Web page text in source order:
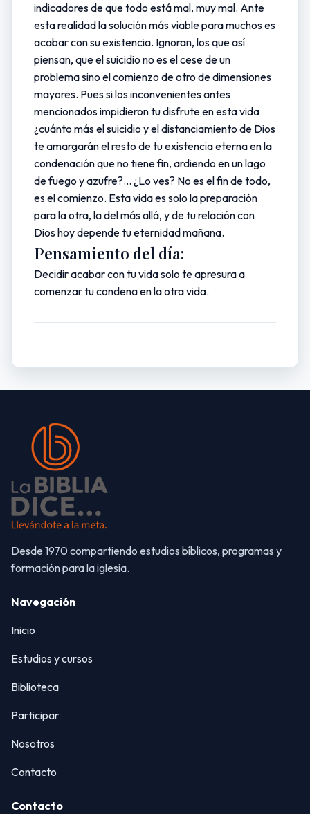
indicadores de que todo está mal, muy mal. Ante
esta realidad la solución más viable para muchos es
acabar con su existencia. Ignoran, los que así
piensan, que el suicidio no es el cese de un
problema sino el comienzo de otro de dimensiones
mayores. Pues si los inconvenientes antes
mencionados impidieron tu disfrute en esta vida
¿cuánto más el suicidio y el distanciamiento de Dios
te amargarán el resto de tu existencia eterna en la
condenación que no tiene fin, ardiendo en un lago
de fuego y azufre?... ¿Lo ves? No es el fin de todo,
es el comienzo. Esta vida es solo la preparación
para la otra, la del más allá, y de tu relación con
Dios hoy depende tu eternidad mañana.
Pensamiento del día:
Decidir acabar con tu vida solo te apresura a
comenzar tu condena en la otra vida.
Desde 1970 compartiendo estudios bíblicos, programas y
formación para la iglesia.
Navegación
Inicio
Estudios y cursos
Biblioteca
Participar
Nosotros
Contacto
Contacto